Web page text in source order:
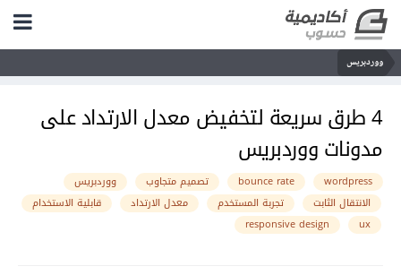
ووردبريس
4 طرق سريعة لتخفيض معدل الارتداد على
مدونات ووردبريس
wordpress
bounce rate تصميم متجاوب
ووردبريس
الانتقال الثابت
تجربة المستخدم معدل الارتداد
قابلية الاستخدام
ux
responsive design